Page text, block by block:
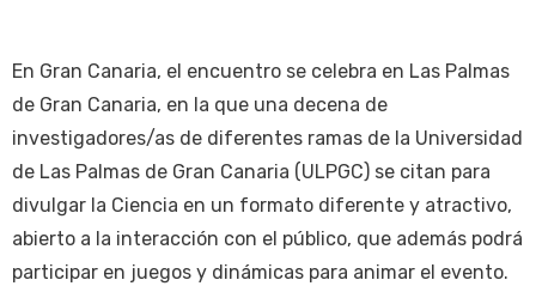
En Gran Canaria, el encuentro se celebra en Las Palmas
de Gran Canaria, en la que una decena de
investigadores/as de diferentes ramas de la Universidad
de Las Palmas de Gran Canaria (ULPGC) se citan para
divulgar la Ciencia en un formato diferente y atractivo,
abierto a la interacción con el público, que además podrá
participar en juegos y dinámicas para animar el evento.